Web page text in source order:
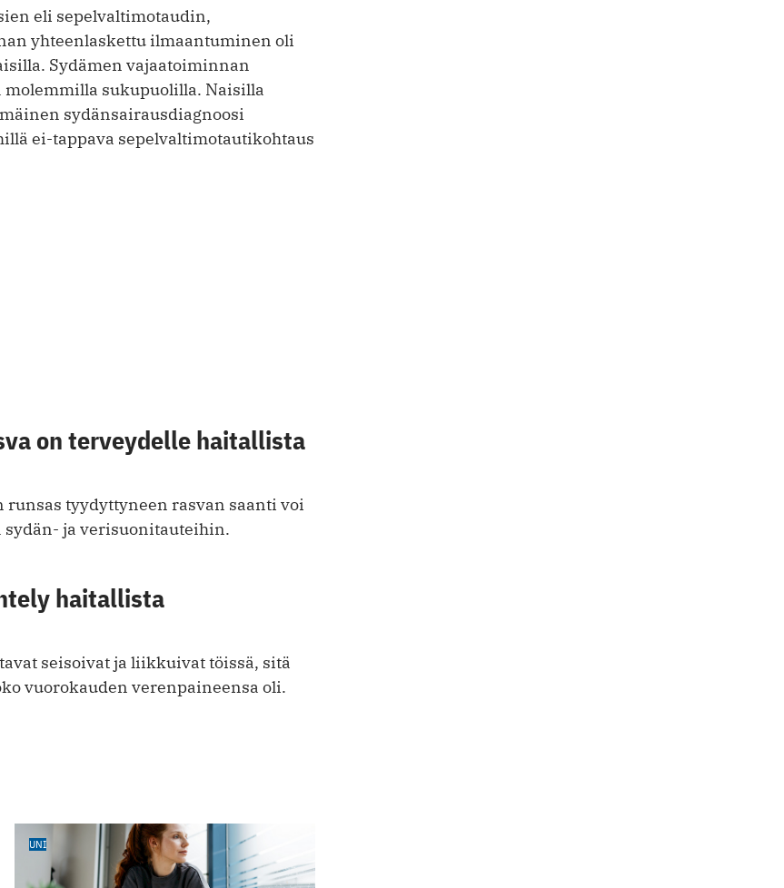
eli sepelvaltimotaudin,
yhteenlaskettu ilmaantuminen oli
Sydämen vajaatoiminnan
sukupuolilla. Naisilla
sydänsairausdiagnoosi
ei-tappava sepelvaltimotautikohtaus
on terveydelle haitallista
tyydyttyneen rasvan saanti voi
ja verisuonitauteihin.
haitallista
seisoivat ja liikkuivat töissä, sitä
vuorokauden verenpaineensa oli.
UNI